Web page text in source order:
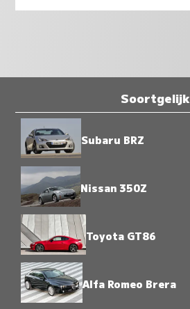
Soortgelijk
Subaru BRZ
Nissan 350Z
Toyota GT86
Alfa Romeo Brera